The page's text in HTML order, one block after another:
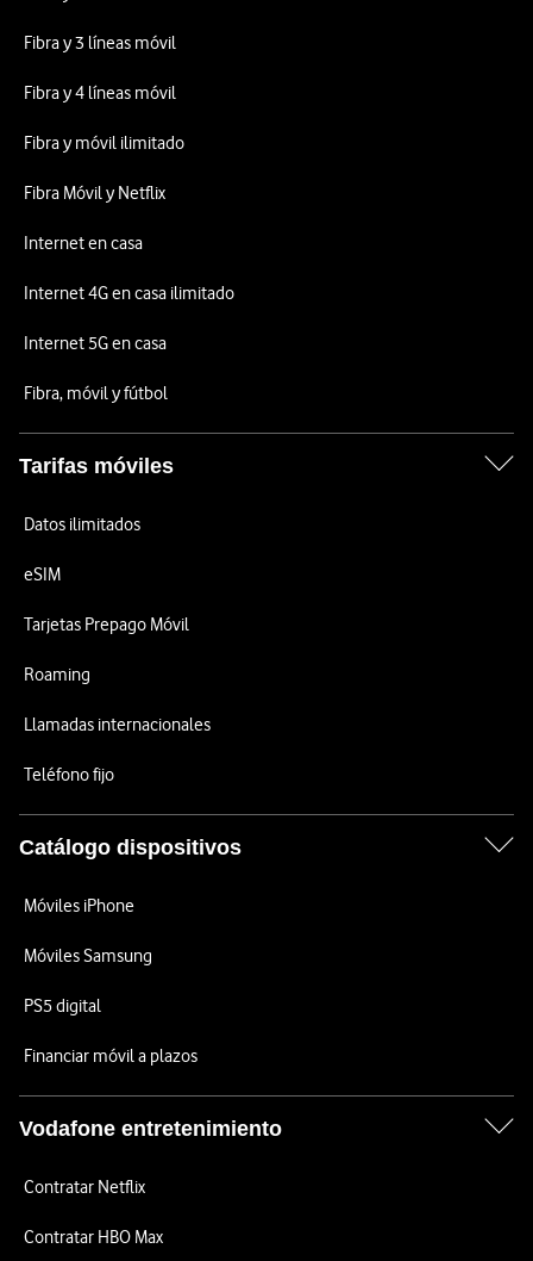
Fibra y 3 líneas móvil
Fibra y 4 líneas móvil
Fibra y móvil ilimitado
Fibra Móvil y Netflix
Internet en casa
Internet 4G en casa ilimitado
Internet 5G en casa
Fibra, móvil y fútbol
Tarifas móviles
Datos ilimitados
eSIM
Tarjetas Prepago Móvil
Roaming
Llamadas internacionales
Teléfono fijo
Catálogo dispositivos
Móviles iPhone
Móviles Samsung
PS5 digital
Financiar móvil a plazos
Vodafone entretenimiento
Contratar Netflix
Contratar HBO Max